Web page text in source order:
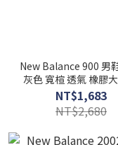
New Balance 900 男
灰色 寬楦 透氣 橡膠
動 跑步 健走 休閒鞋
U9009HG
NT$1,683
NT$2,680